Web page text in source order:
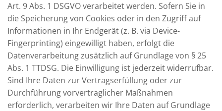
Art. 9 Abs. 1 DSGVO verarbeitet werden. Sofern Sie in
die Speicherung von Cookies oder in den Zugriff auf
Informationen in Ihr Endgerät (z. B. via Device-
Fingerprinting) eingewilligt haben, erfolgt die
Datenverarbeitung zusätzlich auf Grundlage von § 25
Abs. 1 TTDSG. Die Einwilligung ist jederzeit widerrufbar.
Sind Ihre Daten zur Vertragserfüllung oder zur
Durchführung vorvertraglicher Maßnahmen
erforderlich, verarbeiten wir Ihre Daten auf Grundlage